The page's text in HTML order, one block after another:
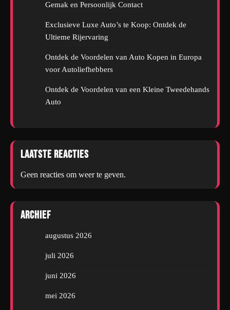
Gemak en Persoonlijk Contact
Exclusieve Luxe Auto’s te Koop: Ontdek de
Ultieme Rijervaring
Ontdek de Voordelen van Auto Kopen in Europa
voor Autoliefhebbers
Ontdek de Voordelen van een Kleine Tweedehands
Auto
Laatste reacties
Geen reacties om weer te geven.
Archief
augustus 2026
juli 2026
juni 2026
mei 2026